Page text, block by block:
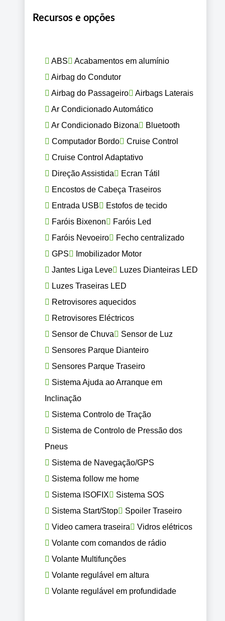
Recursos e opções
ABS
Acabamentos em alumínio
Airbag do Condutor
Airbag do Passageiro
Airbags Laterais
Ar Condicionado Automático
Ar Condicionado Bizona
Bluetooth
Computador Bordo
Cruise Control
Cruise Control Adaptativo
Direção Assistida
Ecran Tátil
Encostos de Cabeça Traseiros
Entrada USB
Estofos de tecido
Faróis Bixenon
Faróis Led
Faróis Nevoeiro
Fecho centralizado
GPS
Imobilizador Motor
Jantes Liga Leve
Luzes Dianteiras LED
Luzes Traseiras LED
Retrovisores aquecidos
Retrovisores Eléctricos
Sensor de Chuva
Sensor de Luz
Sensores Parque Dianteiro
Sensores Parque Traseiro
Sistema Ajuda ao Arranque em
Inclinação
Sistema Controlo de Tração
Sistema de Controlo de Pressão dos
Pneus
Sistema de Navegação/GPS
Sistema follow me home
Sistema ISOFIX
Sistema SOS
Sistema Start/Stop
Spoiler Traseiro
Video camera traseira
Vidros elétricos
Volante com comandos de rádio
Volante Multifunções
Volante regulável em altura
Volante regulável em profundidade